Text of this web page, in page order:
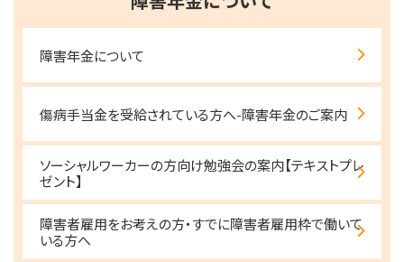
障害年金について
傷病手当金を受給されている方へ-障害年金のご案内
ソーシャルワーカーの方向け勉強会の案内【テキストプレ
ゼント】
障害者雇用をお考えの方・すでに障害者雇用枠で働いて
いる方へ